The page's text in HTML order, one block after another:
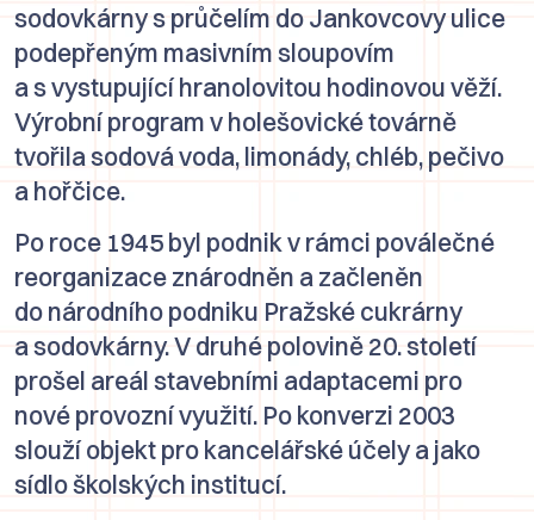
sodovkárny s průčelím do Jankovcovy ulice
podepřeným masivním sloupovím
a s vystupující hranolovitou hodinovou věží.
Výrobní program v holešovické továrně
tvořila sodová voda, limonády, chléb, pečivo
a hořčice.
Po roce 1945 byl podnik v rámci poválečné
reorganizace znárodněn a začleněn
do národního podniku Pražské cukrárny
a sodovkárny. V druhé polovině 20. století
prošel areál stavebními adaptacemi pro
nové provozní využití. Po konverzi 2003
slouží objekt pro kancelářské účely a jako
sídlo školských institucí.